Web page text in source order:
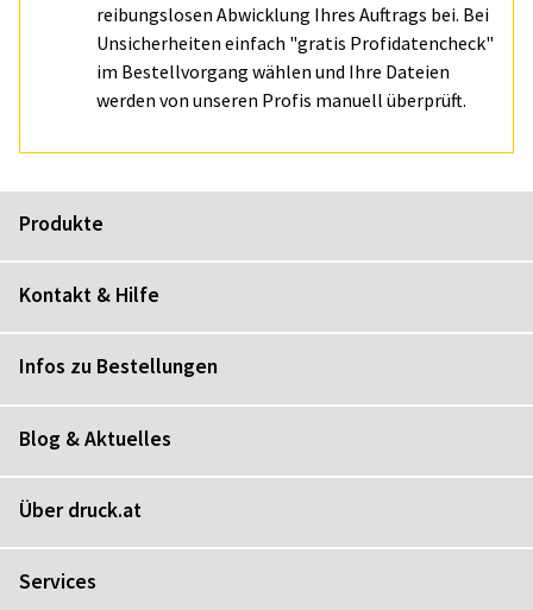
reibungslosen Abwicklung Ihres Auftrags bei. Bei
Unsicherheiten einfach "gratis Profidatencheck"
im Bestellvorgang wählen und Ihre Dateien
werden von unseren Profis manuell überprüft.
Produkte
Kontakt & Hilfe
Infos zu Bestellungen
Blog & Aktuelles
Über druck.at
Services